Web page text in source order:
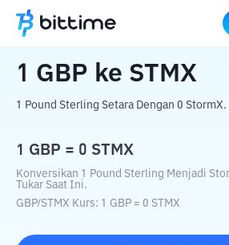
Beranda Konverter Kripto ke
1 GBP ke STMX
1 Pound Sterling Setara Dengan 0 StormX.
1 GBP = 0 STMX
Konversikan 1 Pound Sterling Menjadi
Tukar Saat Ini.
GBP/STMX Kurs: 1 GBP = 0 STMX